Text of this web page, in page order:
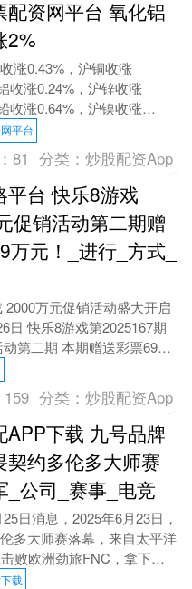
配资网平台 氧化铝
2%
涨0.43%，沪铜收涨
收涨0.24%，沪锌收涨
收涨0.64%，沪镍收涨
收涨0.05%。氧化铝夜盘收
平台
81 分类：炒股配资App
平台 快乐8游戏
促销活动第二期赠
万元！_进行_方式_
2000万元促销活动盛大开启
日 快乐8游戏第2025167期
第二期 本期赠送彩票69万
开奖情况吧....
159 分类：炒股配资App
APP下载 九号品牌
契约多伦多大师赛
_公司_赛事_电竞
日消息，2025年6月23日，
多大师赛落幕，来自太平洋
败欧洲劲旅FNC，拿下队
师赛冠军，同时VCT C....
载